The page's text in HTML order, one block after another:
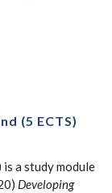
(5 ECTS)
is a study module
Developing